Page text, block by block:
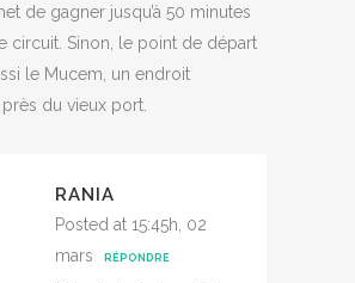
de gagner jusqu’à 50 minutes
circuit. Sinon, le point de départ
le Mucem, un endroit
du vieux port.
RANIA
Posted at 15:45h, 02
mars
RÉPONDRE